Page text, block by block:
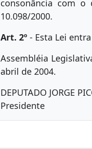
consonância com
10.098/2000.
Art. 2º - Esta Lei
Assembléia
abril de 2004.
DEPUTADO JORGE
Presidente